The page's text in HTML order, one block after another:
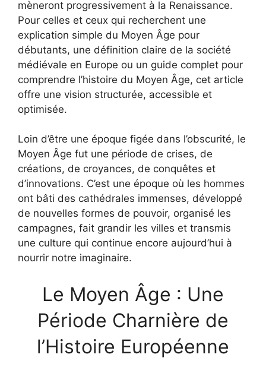
mèneront progressivement à la Renaissance.
Pour celles et ceux qui recherchent une
explication simple du Moyen Âge pour
débutants, une définition claire de la société
médiévale en Europe ou un guide complet pour
comprendre l’histoire du Moyen Âge, cet article
offre une vision structurée, accessible et
optimisée.
Loin d’être une époque figée dans l’obscurité, le
Moyen Âge fut une période de crises, de
créations, de croyances, de conquêtes et
d’innovations. C’est une époque où les hommes
ont bâti des cathédrales immenses, développé
de nouvelles formes de pouvoir, organisé les
campagnes, fait grandir les villes et transmis
une culture qui continue encore aujourd’hui à
nourrir notre imaginaire.
Le Moyen Âge : Une
Période Charnière de
l’Histoire Européenne